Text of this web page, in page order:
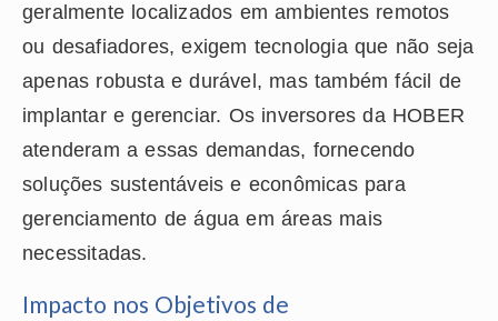
geralmente localizados em ambientes remotos
ou desafiadores, exigem tecnologia que não seja
apenas robusta e durável, mas também fácil de
implantar e gerenciar. Os inversores da HOBER
atenderam a essas demandas, fornecendo
soluções sustentáveis e econômicas para
gerenciamento de água em áreas mais
necessitadas.
Impacto nos Objetivos de